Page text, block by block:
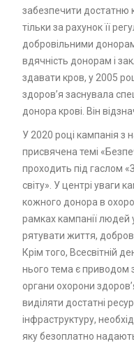
забезпечити достатню
тільки за рахунок її
добровільними
вдячність донорам і
здавати кров, у 2005
здоров’я заснувала
донора крові. Він
У 2020 році кампанія з
присвячена темі
проходить під гаслом
світу». У центрі уваги
кожного донора в
рамках кампанії людей
рятувати життя,
Крім того, Всесвітній
нього тема є приводом
органи охорони
виділяти достатні
інфраструктуру,
яку безоплатно